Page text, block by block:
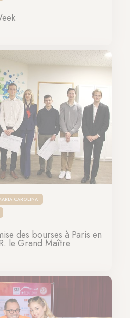
CAROLINA
des bourses à Paris en
le Grand Maître